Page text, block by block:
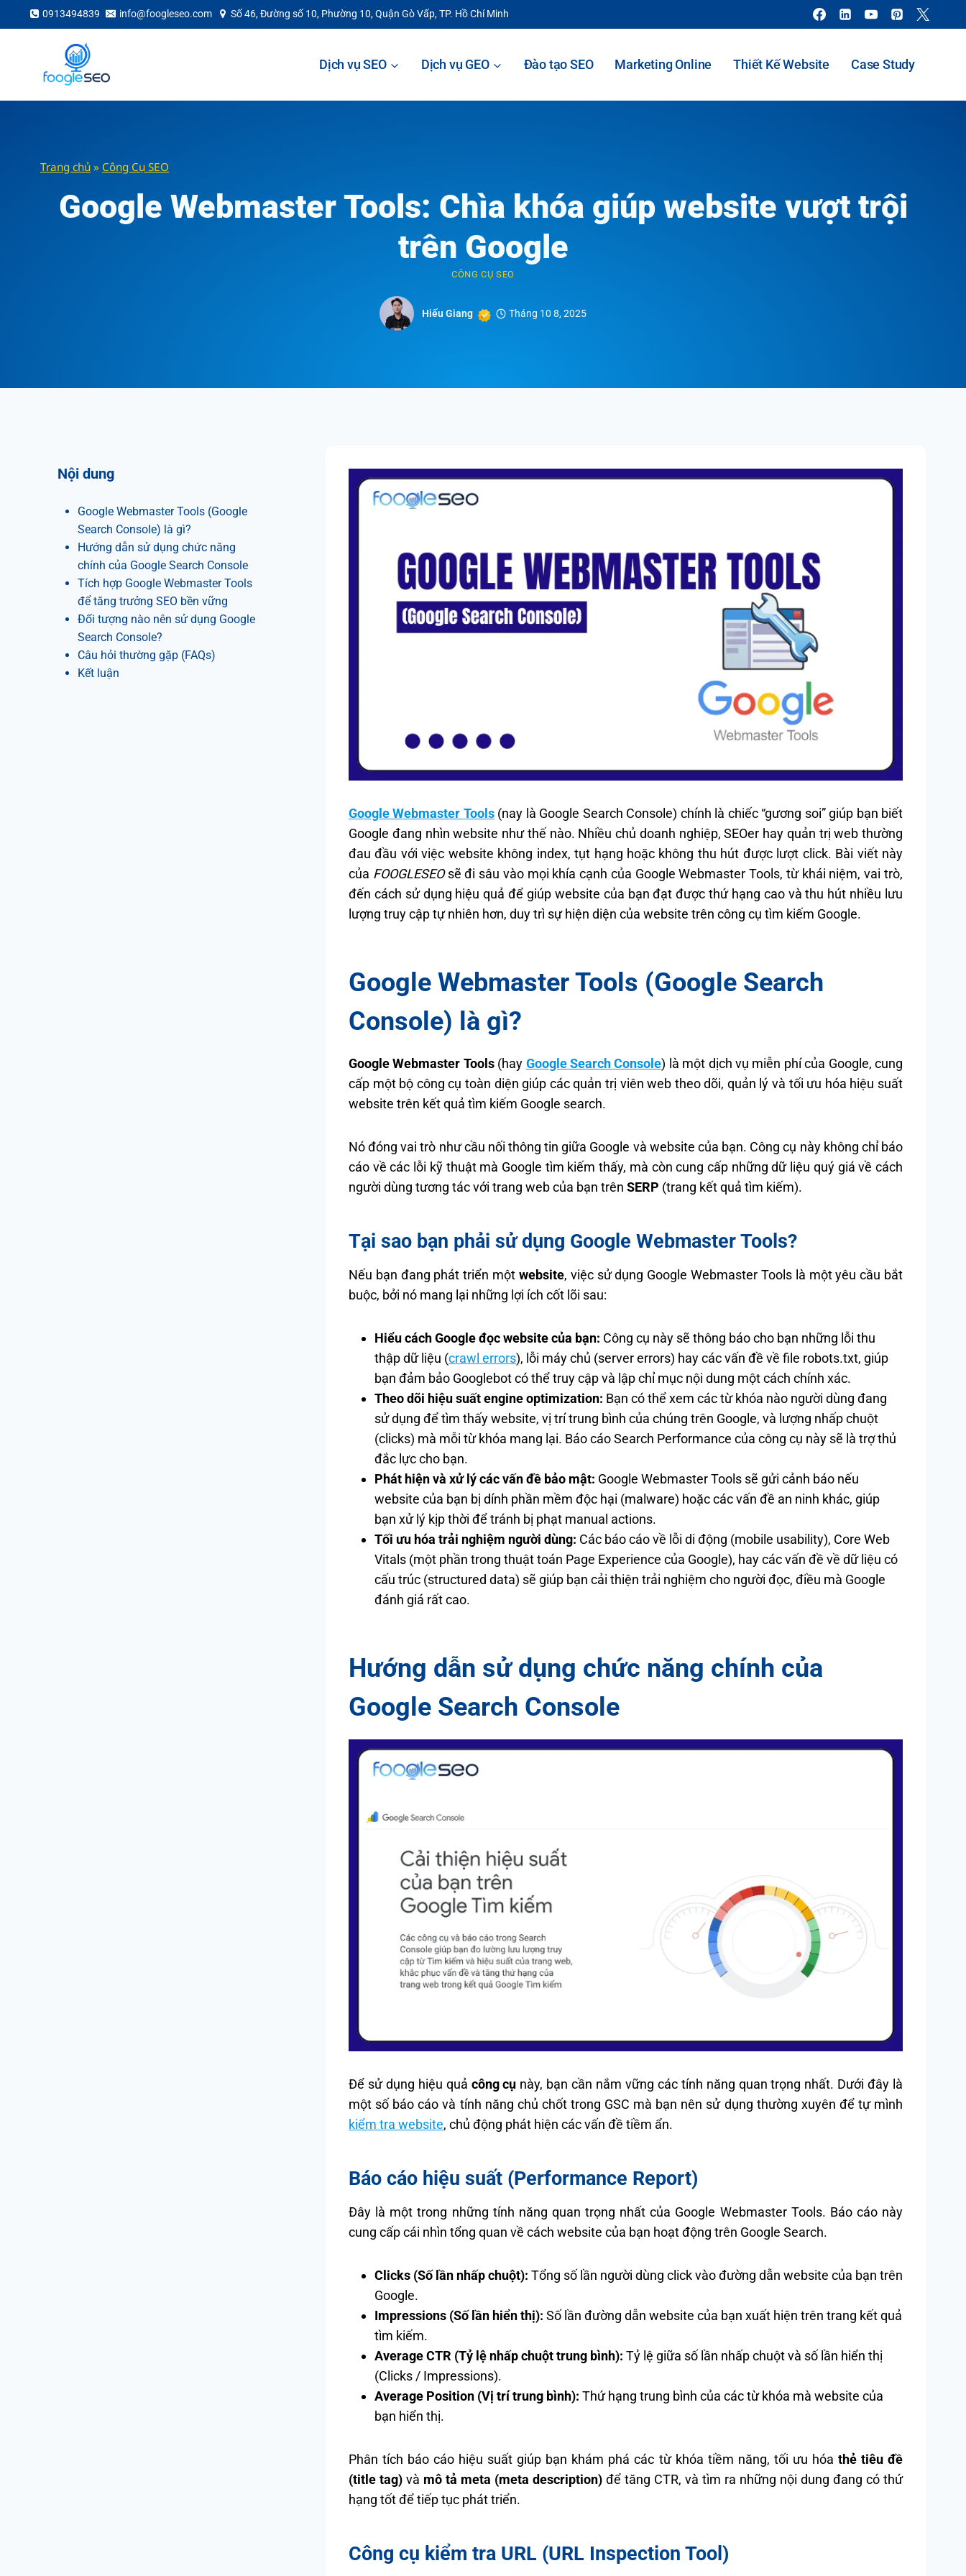
to
0913494839 info@foogleseo.com Số 46, Đường số 10, Phường 10, Quận Gò Vấp, TP. Hồ Chí Minh
Dịch vụ SEO Dịch vụ GEO Đào tạo SEO Marketing Online Thiết Kế Website Case Study
Trang chủ » Công Cụ SEO
Google Webmaster Tools: Chìa khóa giúp website vượt trội
trên Google
CÔNG CỤ SEO
Hiếu Giang Tháng 10 8, 2025
Google Webmaster Tools(nay là Google Search Console) chính là chiếc “gương soi” giúp bạn biết
Google đang nhìn website như thế nào. Nhiều chủ doanh nghiệp, SEOer hay quản trị web thường
đau đầu với việc website không index, tụt hạng hoặc không thu hút được lượt click. Bài viết này
của FOOGLESEOsẽ đi sâu vào mọi khía cạnh của Google Webmaster Tools, từ khái niệm, vai trò,
đến cách sử dụng hiệu quả để giúp website của bạn đạt được thứ hạng cao và thu hút nhiều lưu
lượng truy cập tự nhiên hơn, duy trì sự hiện diện của website trên công cụ tìm kiếm Google.
Google Webmaster Tools (Google Search
Console) là gì?
Google Webmaster Tools(hay Google Search Console) là một dịch vụ miễn phí của Google, cung
cấp một bộ công cụ toàn diện giúp các quản trị viên web theo dõi, quản lý và tối ưu hóa hiệu suất
website trên kết quả tìm kiếm Google search.
Nó đóng vai trò như cầu nối thông tin giữa Google và website của bạn. Công cụ này không chỉ báo
cáo về các lỗi kỹ thuật mà Google tìm kiếm thấy, mà còn cung cấp những dữ liệu quý giá về cách
người dùng tương tác với trang web của bạn trên SERP (trang kết quả tìm kiếm).
Tại sao bạn phải sử dụng Google Webmaster Tools?
Nếu bạn đang phát triển một website, việc sử dụng Google Webmaster Tools là một yêu cầu bắt
buộc, bởi nó mang lại những lợi ích cốt lõi sau:
Hiểu cách Google đọc website của bạn: Công cụ này sẽ thông báo cho bạn những lỗi thu
thập dữ liệu (crawl errors), lỗi máy chủ (server errors) hay các vấn đề về file robots.txt, giúp
bạn đảm bảo Googlebot có thể truy cập và lập chỉ mục nội dung một cách chính xác.
Theo dõi hiệu suất engine optimization: Bạn có thể xem các từ khóa nào người dùng đang
sử dụng để tìm thấy website, vị trí trung bình của chúng trên Google, và lượng nhấp chuột
(clicks) mà mỗi từ khóa mang lại. Báo cáo Search Performance của công cụ này sẽ là trợ thủ
đắc lực cho bạn.
Phát hiện và xử lý các vấn đề bảo mật: Google Webmaster Tools sẽ gửi cảnh báo nếu
website của bạn bị dính phần mềm độc hại (malware) hoặc các vấn đề an ninh khác, giúp
bạn xử lý kịp thời để tránh bị phạt manual actions.
Tối ưu hóa trải nghiệm người dùng: Các báo cáo về lỗi di động (mobile usability), Core Web
Vitals (một phần trong thuật toán Page Experience của Google), hay các vấn đề về dữ liệu có
cấu trúc (structured data) sẽ giúp bạn cải thiện trải nghiệm cho người đọc, điều mà Google
đánh giá rất cao.
Hướng dẫn sử dụng chức năng chính của
Google Search Console
Để sử dụng hiệu quả công cụ này, bạn cần nắm vững các tính năng quan trọng nhất. Dưới đây là
một số báo cáo và tính năng chủ chốt trong GSC mà bạn nên sử dụng thường xuyên để tự mình
kiểm tra website, chủ động phát hiện các vấn đề tiềm ẩn.
Báo cáo hiệu suất (Performance Report)
Đây là một trong những tính năng quan trọng nhất của Google Webmaster Tools. Báo cáo này
cung cấp cái nhìn tổng quan về cách website của bạn hoạt động trên Google Search.
Clicks (Số lần nhấp chuột): Tổng số lần người dùng click vào đường dẫn website của bạn trên
Google.
Impressions (Số lần hiển thị): Số lần đường dẫn website của bạn xuất hiện trên trang kết quả
tìm kiếm.
Average CTR (Tỷ lệ nhấp chuột trung bình): Tỷ lệ giữa số lần nhấp chuột và số lần hiển thị
(Clicks / Impressions).
Average Position (Vị trí trung bình): Thứ hạng trung bình của các từ khóa mà website của
bạn hiển thị.
Phân tích báo cáo hiệu suất giúp bạn khám phá các từ khóa tiềm năng, tối ưu hóa thẻ tiêu đề
(title tag) và mô tả meta (meta description) để tăng CTR, và tìm ra những nội dung đang có thứ
hạng tốt để tiếp tục phát triển.
Công cụ kiểm tra URL (URL Inspection Tool)
Nội dung
Google Webmaster Tools (Google
Search Console) là gì?
Hướng dẫn sử dụng chức năng
chính của Google Search Console
Tích hợp Google Webmaster Tools
để tăng trưởng SEO bền vững
Đối tượng nào nên sử dụng Google
Search Console?
Câu hỏi thường gặp (FAQs)
Kết luận